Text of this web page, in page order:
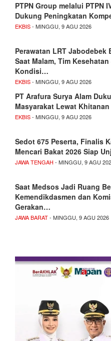
PTPN Group melalui PTPN
Dukung Peningkatan
EKBIS- MINGGU, 9 AGU 2026
Perawatan LRT Jabodebek
Saat Malam, Tim
Kondisi…
EKBIS- MINGGU, 9 AGU 2026
PT Arafura Surya Alam
Masyarakat Lewat
EKBIS- MINGGU, 9 AGU 2026
Sedot 675 Peserta, Finalis
Mencari Bakat 2026 Siap
JAWA TENGAH - MINGGU, 9 AGU
Saat Medsos Jadi Ruang
Kemendikdasmen dan
Gerakan…
JAWA BARAT- MINGGU, 9 AGU 2026